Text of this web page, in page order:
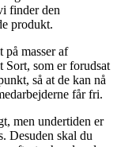
finder den
produkt.
på masser af
Sort, som er forudsat
så at de kan nå
får fri.
men undertiden er
Desuden skal du